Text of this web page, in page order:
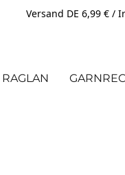
Versand DE 6,99 € /
RAGLAN